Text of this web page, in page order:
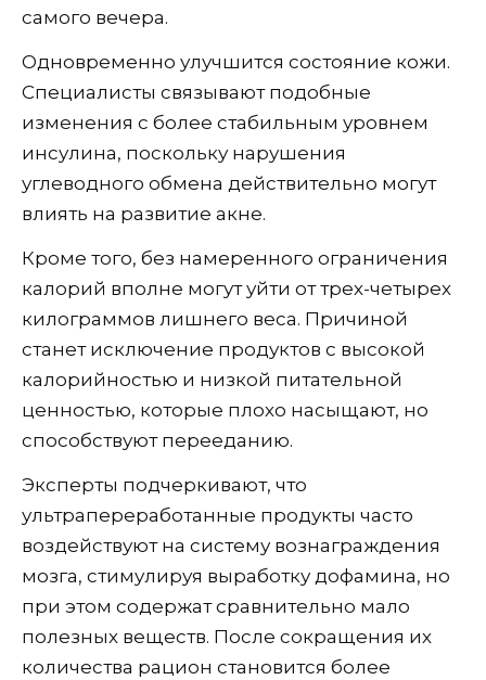
самого вечера.
Одновременно улучшится состояние кожи.
Специалисты связывают подобные
изменения с более стабильным уровнем
инсулина, поскольку нарушения
углеводного обмена действительно могут
влиять на развитие акне.
Кроме того, без намеренного ограничения
калорий вполне могут уйти от трех-четырех
килограммов лишнего веса. Причиной
станет исключение продуктов с высокой
калорийностью и низкой питательной
ценностью, которые плохо насыщают, но
способствуют перееданию.
Эксперты подчеркивают, что
ультрапереработанные продукты часто
воздействуют на систему вознаграждения
мозга, стимулируя выработку дофамина, но
при этом содержат сравнительно мало
полезных веществ. После сокращения их
количества рацион становится более